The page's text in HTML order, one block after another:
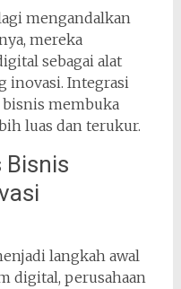
mengandalkan
mereka
sebagai alat
inovasi. Integrasi
membuka
luas dan terukur.
Bisnis
langkah awal
digital, perusahaan